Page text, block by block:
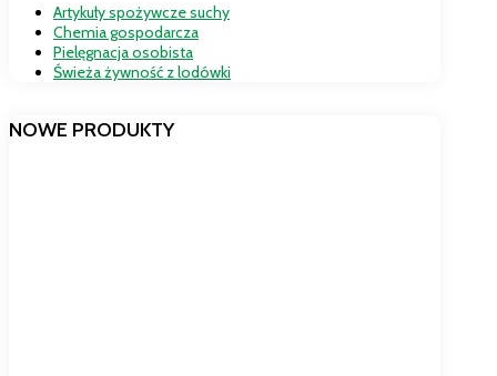
Artykuły spożywcze suchy
Chemia gospodarcza
Pielęgnacja osobista
Świeża żywność z lodówki
NOWE PRODUKTY